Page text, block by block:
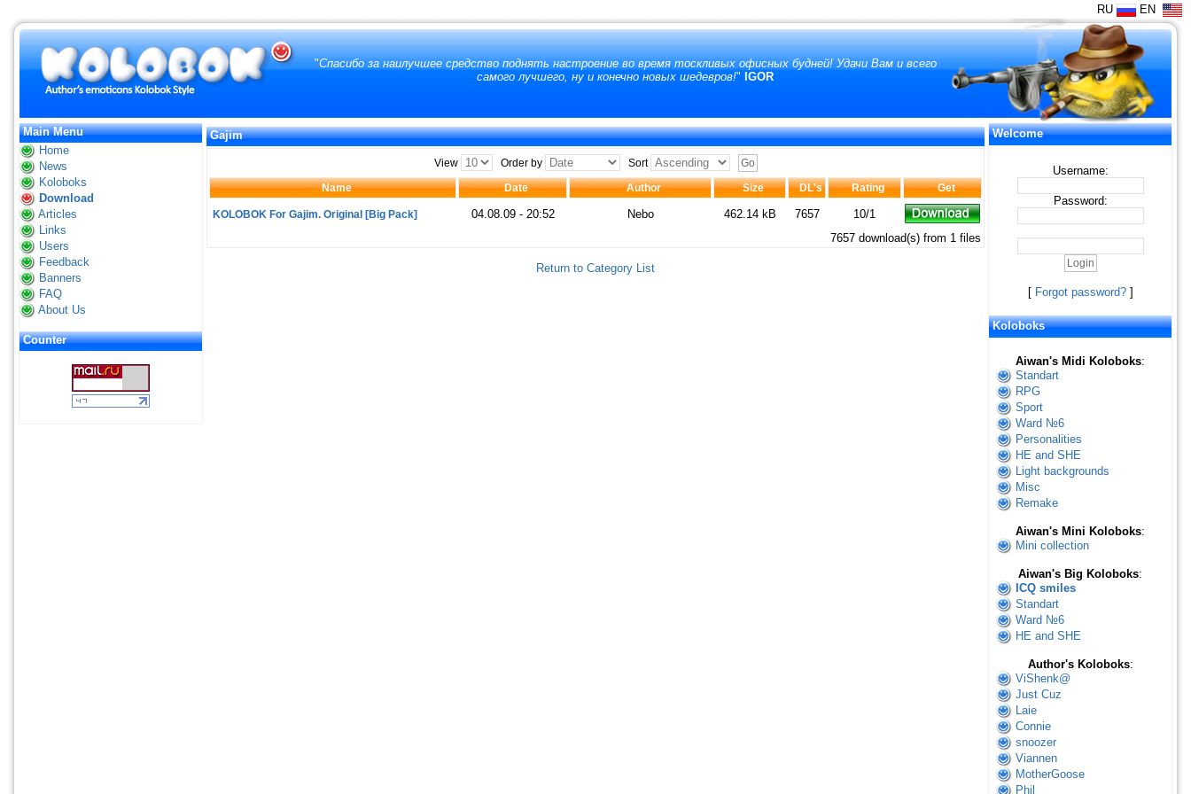
RU EN
"Спасибо за наилучшее средство поднять настроение во время тоскливых офисных будней! Удачи Вам и всего
самого лучшего, ну и конечно новых шедевров!" IGOR
Main Menu
Home
News
Koloboks
Download
Articles
Links
Users
Feedback
Banners
FAQ
About Us
Counter
Gajim
View Order by
Sort
Name
Date Author Size DL's Rating Get
KOLOBOK For Gajim. Original [Big Pack] 04.08.09 - 20:52 Nebo 462.14 kB 7657
10/1
7657 download(s) from 1 files
Return to Category List
Welcome
Username:
Password:
[ Forgot password?]
Koloboks
Aiwan's Midi Koloboks:
Standart
RPG
Sport
Ward №6
Personalities
HE and SHE
Light backgrounds
Misc
Remake
Aiwan's Mini Koloboks:
Mini collection
Aiwan's Big Koloboks:
ICQ smiles
Standart
Ward №6
HE and SHE
Author's Koloboks:
ViShenk@
Just Cuz
Laie
Connie
snoozer
Viannen
MotherGoose
Phil